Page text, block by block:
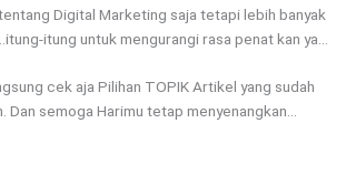
Digital Marketing saja tetapi lebih banyak
itung untuk mengurangi rasa penat kan ya…
cek aja Pilihan TOPIK Artikel yang sudah
Dan semoga Harimu tetap menyenangkan…